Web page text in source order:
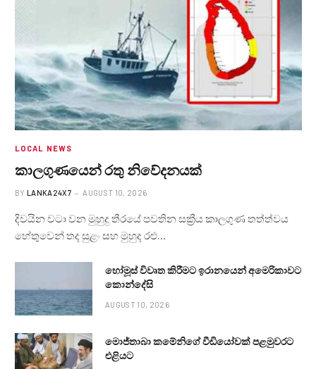
LOCAL NEWS
කාලගුණයෙන් ‍රතු නිවේදනයක්
BY LANKA24X7 AUGUST 10, 2026
දිවයින වටා වන මුහුදු තීරයේ පවතින සක්‍රීය කාලගුණ තත්ත්වය
හේතුවෙන් තද සුළං සහ මුහුද රළු…
හෝමූස් විවෘත කිරීමට ඉරානයෙන් අමෙරිකාවට
කොන්දේසි
AUGUST 10, 2026
මොජ්තාබා කමේනිගේ වීඩියෝවක් පළමුවරට
එළියට